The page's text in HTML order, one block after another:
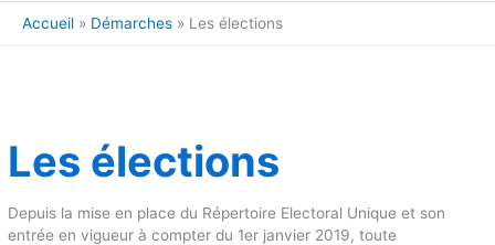
principal
Accueil Démarches Les élections
Les élections
Depuis la mise en place du Répertoire Electoral Unique et son
entrée en vigueur à compter du 1er janvier 2019, toute